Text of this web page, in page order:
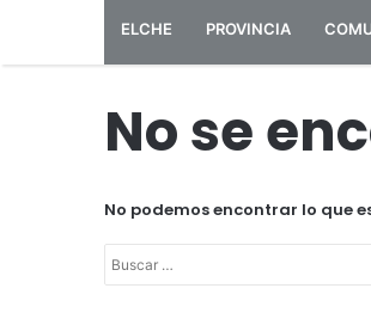
ELCHE PROVINCIA
No se
No podemos encontrar lo que